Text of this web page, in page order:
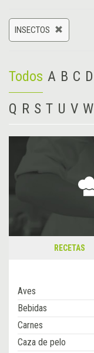
INSECTOS
Todos A B C D
Q R S T U V W
RECETAS
Aves
Bebidas
Carnes
Caza de pelo